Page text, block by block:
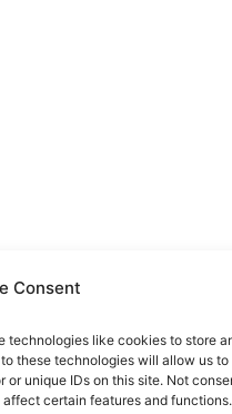
Consent
technologies like cookies to store
these technologies will allow us to
or unique IDs on this site. Not
certain features and functions.